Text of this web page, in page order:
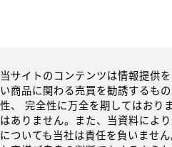
当サイトのコンテンツは情報提供
い商品に関わる売買を勧誘するも
性、 完全性に万全を期してはおり
はありません。また、当資料によ
についても当社は責任を負いませ